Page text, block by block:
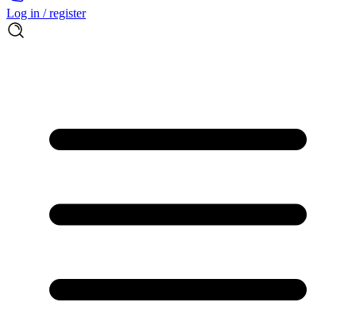
Log in / register